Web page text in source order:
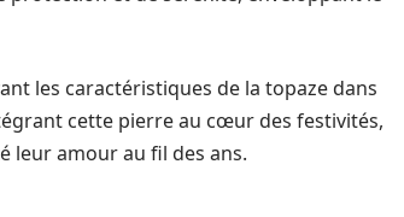
les caractéristiques de la topaze dans
cette pierre au cœur des festivités,
leur amour au fil des ans.